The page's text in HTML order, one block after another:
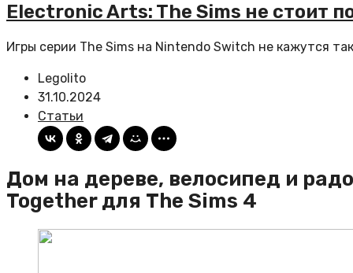
Electronic Arts: The Sims не стоит
Игры серии The Sims на Nintendo Switch не кажутся
Legolito
31.10.2024
Статьи
Дом на дереве, велосипед и
Together для The Sims 4